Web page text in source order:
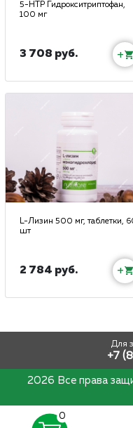
5-HTP Гидрокситриптофан,
100 мг
3 708 руб. +
L-Лизин 500 мг, таблетки,
шт
2 784 руб. +
Для
+7
2026 Все права
0